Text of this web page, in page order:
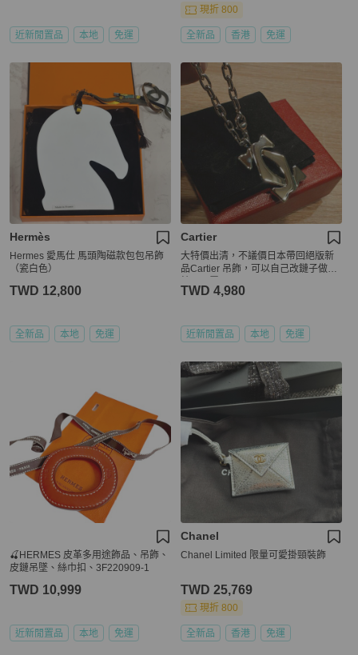
近新閒置品 本地 免運
現折 800
全新品 香港 免運
Hermès
Hermes 愛馬仕 馬頭陶磁款包包吊飾
（瓷白色）
TWD 12,800
全新品 本地 免運
Cartier
大特價出清，不議價日本帶回絕版新
品Cartier 吊飾，可以自己改鏈子做項
TWD 4,980
近新閒置品 本地 免運
🍒HERMES 皮革多用途飾品、吊飾、
皮鏈吊墜、絲巾扣、3F220909-1
TWD 10,999
近新閒置品 本地 免運
Chanel
Chanel Limited 限量可愛掛頸裝飾
TWD 25,769
現折 800
全新品 香港 免運